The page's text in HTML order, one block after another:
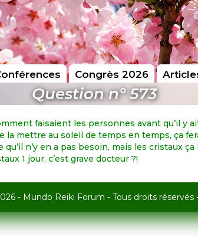
Congrès 2026
Question n° 573
faisaient les personnes avant qu’il y
mettre au soleil de temps en temps, ça
n’y en a pas besoin, mais les cristaux
1 jour, c’est grave docteur ?!
- Mundo Reiki Forum - Tous droits réservés